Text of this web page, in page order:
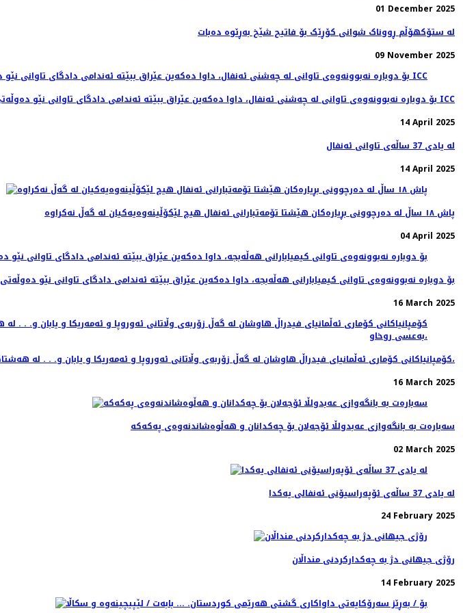
01 December 2025
لە ستۆکهۆڵم ڕووناک شوانی کۆڕێک بۆ فاتیح شێخ بەڕێوە دەبات
09 November 2025
بۆ دوباره‌ نه‌بوونه‌وه‌ی تاوانی له‌ چه‌شنی ئه‌نفال، داوا ده‌كه‌ین عێراق ببێته‌ ئه‌ندامی دادگای تاوانی نێو ده‌وڵه‌تی ناسراو به‌ ICC
14 April 2025
له‌ یادی 37 ساڵه‌ی تاوانی ئه‌نفال
14 April 2025
04 April 2025
بۆ دوباره‌ نه‌بوونه‌وه‌ی تاوانی كیمیابارانی هه‌ڵه‌بجه‌، داوا ده‌كه‌ین عێراق ببێته‌ ئه‌ندامی دادگای تاوانی نێو ده‌وڵه‌تی
16 March 2025
كۆمپانیاكانی كۆماری ئه‌ڵمانیای فیدراڵ هاوشان له‌ گه‌ڵ زۆربه‌ی وڵاتانی ئه‌وروپا و ئه‌مه‌ریكا و یابان و. . . له‌ هه‌شتاكانی سه‌ده‌ی رابردوو رۆڵیان هه‌بوو له‌ فرۆشتنی به‌شی زۆری چه‌كی كیمیاوی به‌ رژێمی به‌عسی روخاو،
16 March 2025
سەبارەت بە بانگەوازی عەبدولڵا ئۆجەلان بۆ چەکدانان و هەڵوەشاندنەوەی پەکەکە
02 March 2025
لە یادی 37 ساڵەی ئۆپەراسیۆنی ئەنفالی یەكدا
24 February 2025
رۆژی جیهانی دژ بە چەكداركردنی منداڵان
14 February 2025